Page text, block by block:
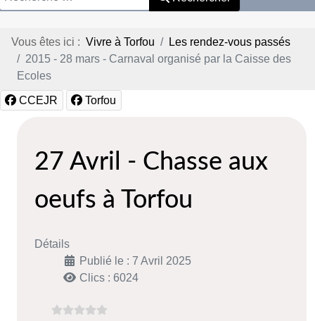
Vous êtes ici : Vivre à Torfou
Les rendez-vous passés
2015 - 28 mars - Carnaval organisé par la Caisse des
Ecoles
CCEJR Torfou
27 Avril - Chasse aux
oeufs à Torfou
Détails
Publié le : 7 Avril 2025
Clics : 6024